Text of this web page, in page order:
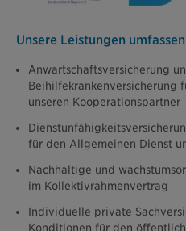
Unsere Leistungen
Anwartschaftsversicherung
Beihilfekrankenversicherung
unseren Kooperationspartner
für den Allgemeinen Dienst
Nachhaltige und
im Kollektivrahmenvertrag
Individuelle private
Konditionen für den